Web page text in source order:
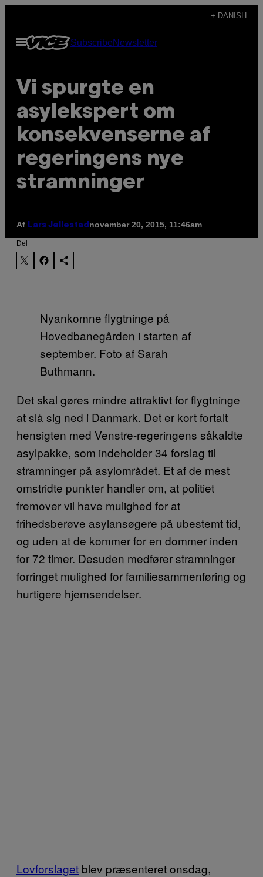
indhold
+ DANISH
Åbn
Menu
SubscribeNewsletter
​Vi spurgte en
asylekspert om
konsekvenserne af
regeringens nye
stramninger
Af Lars Jellestad november 20, 2015, 11:46am
Del
Nyankomne flygtninge på
Hovedbanegården i starten af
september. Foto af Sarah
Buthmann.
Det skal gøres mindre attraktivt for flygtninge
at slå sig ned i Danmark. Det er kort fortalt
hensigten med Venstre-regeringens såkaldte
asylpakke, som indeholder 34 forslag til
stramninger på asylområdet. Et af de mest
omstridte punkter handler om, at politiet
fremover vil have mulighed for at
frihedsberøve asylansøgere på ubestemt tid,
og uden at de kommer for en dommer inden
for 72 timer. Desuden medfører stramninger
forringet mulighed for familiesammenføring og
hurtigere hjemsendelser.
Lovforslaget blev præsenteret onsdag,